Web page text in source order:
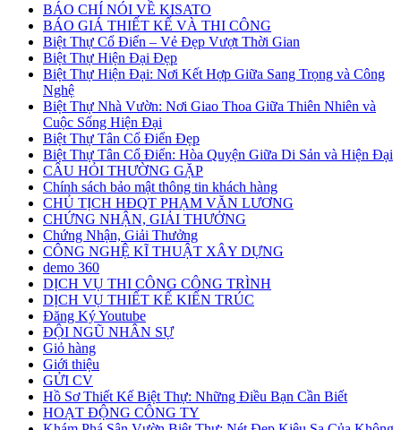
BÁO CHÍ NÓI VỀ KISATO
BÁO GIÁ THIẾT KẾ VÀ THI CÔNG
Biệt Thự Cổ Điển – Vẻ Đẹp Vượt Thời Gian
Biệt Thự Hiện Đại Đẹp
Biệt Thự Hiện Đại: Nơi Kết Hợp Giữa Sang Trọng và Công
Nghệ
Biệt Thự Nhà Vườn: Nơi Giao Thoa Giữa Thiên Nhiên và
Cuộc Sống Hiện Đại
Biệt Thự Tân Cổ Điển Đẹp
Biệt Thự Tân Cổ Điển: Hòa Quyện Giữa Di Sản và Hiện Đại
CÂU HỎI THƯỜNG GẶP
Chính sách bảo mật thông tin khách hàng
CHỦ TỊCH HĐQT PHẠM VĂN LƯƠNG
CHỨNG NHẬN, GIẢI THƯỞNG
Chứng Nhận, Giải Thưởng
CÔNG NGHỆ KĨ THUẬT XÂY DỰNG
demo 360
DỊCH VỤ THI CÔNG CÔNG TRÌNH
DỊCH VỤ THIẾT KẾ KIẾN TRÚC
Đăng Ký Youtube
ĐỘI NGŨ NHÂN SỰ
Giỏ hàng
Giới thiệu
GỬI CV
Hồ Sơ Thiết Kế Biệt Thự: Những Điều Bạn Cần Biết
HOẠT ĐỘNG CÔNG TY